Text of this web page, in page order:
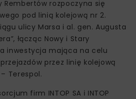
Rembertów rozpoczyna się
pod linią kolejową nr 2.
ulicy Marsa i al. gen. Augusta
łącząc Nowy i Stary
inwestycja mająca na celu
przez linię kolejową
Terespol.
firm INTOP SA i INTOP